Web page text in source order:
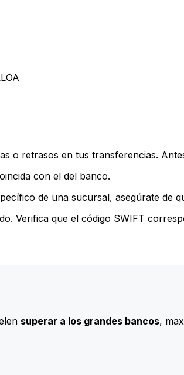
o retrasos en tus transferencias.
con el del banco.
de una sucursal, asegúrate de
Verifica que el código SWIFT
superar a los grandes bancos,